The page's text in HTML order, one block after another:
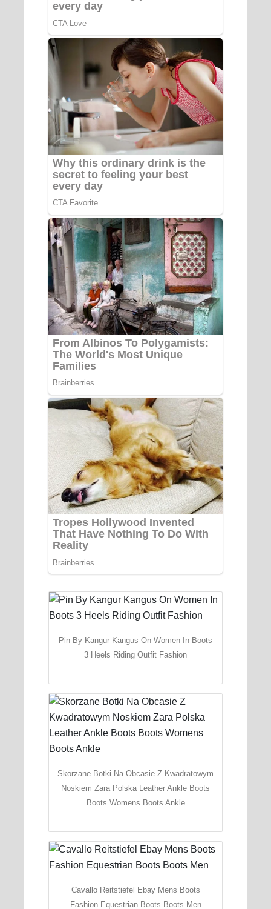
Pin By Kangur Kangus On Women In Boots
3 Heels Riding Outfit Fashion
Skorzane Botki Na Obcasie Z Kwadratowym
Noskiem Zara Polska Leather Ankle Boots
Boots Womens Boots Ankle
Cavallo Reitstiefel Ebay Mens Boots
Fashion Equestrian Boots Boots Men